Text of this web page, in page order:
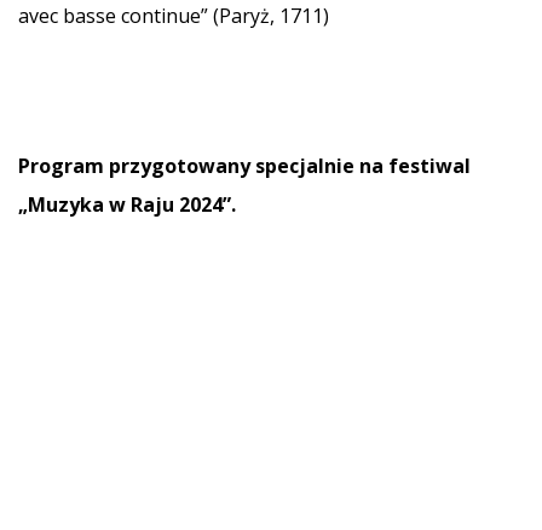
avec basse continue” (Paryż, 1711)
Program przygotowany specjalnie na festiwal
„Muzyka w Raju 2024”.